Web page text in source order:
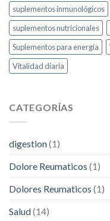
suplementos inmunológicos
suplementos nutricionales
Suplementos para energía
Vitalidad diaria
CATEGORÍAS
digestion(1)
Dolore Reumaticos (1)
Dolores Reumaticos (1)
Salud(14)